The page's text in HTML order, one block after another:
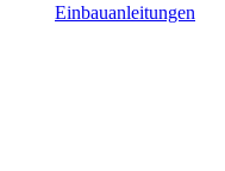
Einbauanleitungen